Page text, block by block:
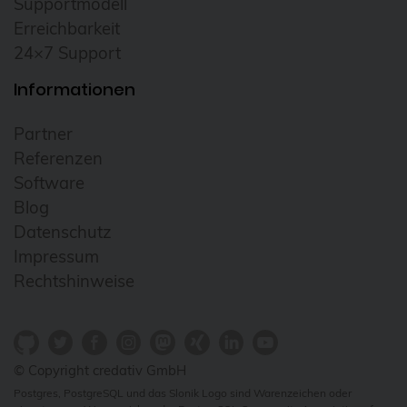
Cloudübergreifendes Management
Cluster
CNCF
Config Management Camp
Configmap
ContainerConf
corosync
CVE
Supportmodell
Erreichbarkeit
24×7 Support
Informationen
Partner
Referenzen
Software
Blog
Datenschutz
Impressum
Rechtshinweise
© Copyright credativ GmbH
Postgres, PostgreSQL und das Slonik Logo sind Warenzeichen oder